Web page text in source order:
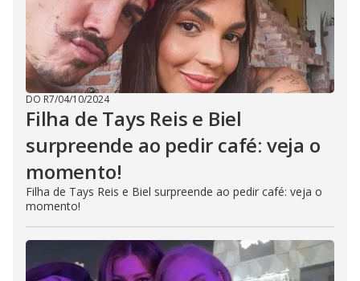
DO R7/04/10/2024
Filha de Tays Reis e Biel
surpreende ao pedir café: veja o
momento!
Filha de Tays Reis e Biel surpreende ao pedir café: veja o
momento!